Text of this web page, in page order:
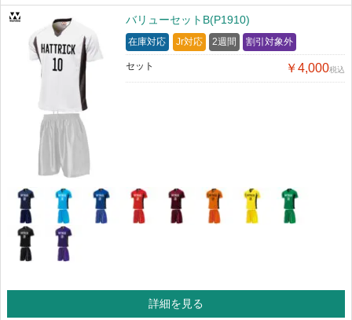
バリューセットB(P1910)
在庫対応 Jr対応 2週間 割引対象外
セット ￥4,000税込
詳細を見る